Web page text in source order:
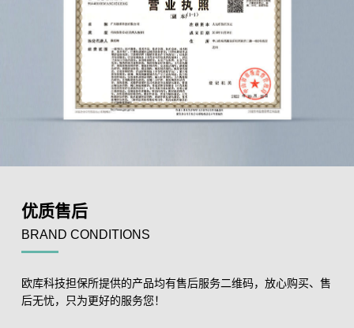
优质售后
BRAND CONDITIONS
欧库科技担保所提供的产品均有售后服务二维码，放心购买、售
后无忧，只为更好的服务您！